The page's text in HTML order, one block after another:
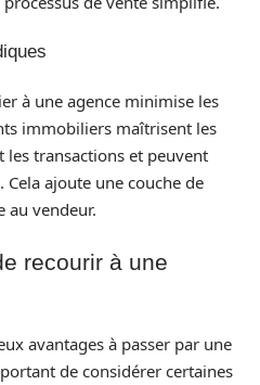
à une agence minimise les
immobiliers maîtrisent les
les transactions et peuvent
ajoute une couche de
au vendeur.
recourir à une
avantages à passer par une
de considérer certaines